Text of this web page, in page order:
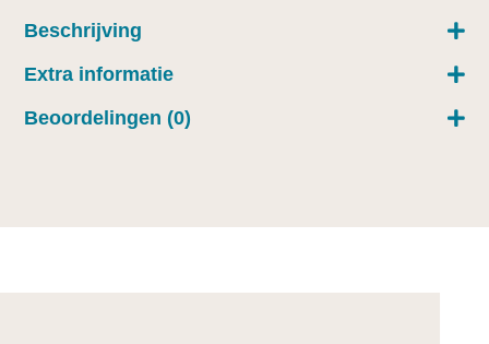
Beschrijving
Extra informatie
Beoordelingen (0)